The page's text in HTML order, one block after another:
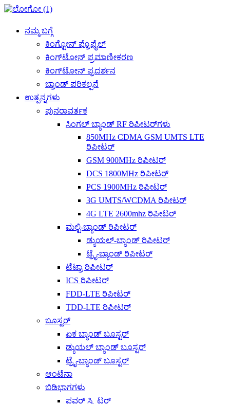
ನಮ್ಮ ಬಗ್ಗೆ
ಕಿಂಗ್ಟೋನ್ ಪ್ರೊಫೈಲ್
ಕಿಂಗ್‌ಟೋನ್ ಪ್ರಮಾಣೀಕರಣ
ಕಿಂಗ್‌ಟೋನ್ ಪ್ರದರ್ಶನ
ಬ್ರಾಂಡ್ ಪರಿಕಲ್ಪನೆ
ಉತ್ಪನ್ನಗಳು
ಪುನರಾವರ್ತಕ
ಸಿಂಗಲ್ ಬ್ಯಾಂಡ್ RF ರಿಪೀಟರ್‌ಗಳು
850MHz CDMA GSM UMTS LTE
ರಿಪೀಟರ್
GSM 900MHz ರಿಪೀಟರ್
DCS 1800MHz ರಿಪೀಟರ್
PCS 1900MHz ರಿಪೀಟರ್
3G UMTS/WCDMA ರಿಪೀಟರ್
4G LTE 2600mhz ರಿಪೀಟರ್
ಮಲ್ಟಿ-ಬ್ಯಾಂಡ್ ರಿಪೀಟರ್
ಡ್ಯುಯಲ್-ಬ್ಯಾಂಡ್ ರಿಪೀಟರ್
ಟ್ರೈ-ಬ್ಯಾಂಡ್ ರಿಪೀಟರ್
ಟೆಟ್ರಾ ರಿಪೀಟರ್
ICS ರಿಪೀಟರ್
FDD-LTE ರಿಪೀಟರ್
TDD-LTE ರಿಪೀಟರ್
ಬೂಸ್ಟರ್
ಏಕ ಬ್ಯಾಂಡ್ ಬೂಸ್ಟರ್
ಡ್ಯುಯಲ್ ಬ್ಯಾಂಡ್ ಬೂಸ್ಟರ್
ಟ್ರೈ-ಬ್ಯಾಂಡ್ ಬೂಸ್ಟರ್
ಆಂಟೆನಾ
ಬಿಡಿಭಾಗಗಳು
ಪವರ್ ಸ್ಪ್ಲಿಟರ್